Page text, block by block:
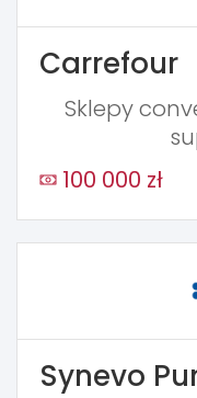
Carrefour
Sklepy
100 000 zł
Synevo